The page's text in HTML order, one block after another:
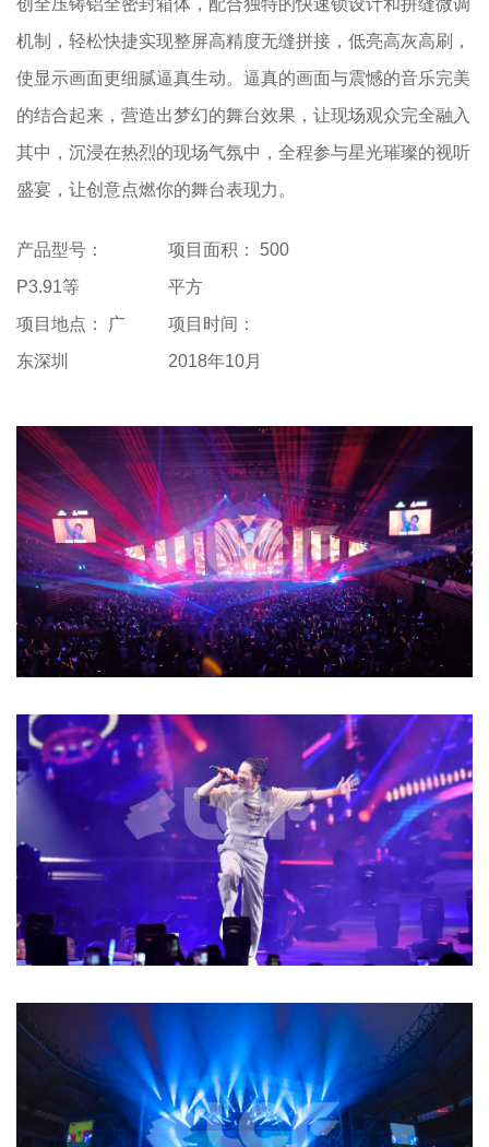
机制，轻松快捷实现整屏高精度无缝拼接，低亮高灰高刷，
使显示画面更细腻逼真生动。逼真的画面与震憾的音乐完美
的结合起来，营造出梦幻的舞台效果，让现场观众完全融入
其中，沉浸在热烈的现场气氛中，全程参与星光璀璨的视听
盛宴，让创意点燃你的舞台表现力。
产品型号：
P3.91等
项目面积： 500
平方
项目地点： 广
东深圳
项目时间：
2018年10月